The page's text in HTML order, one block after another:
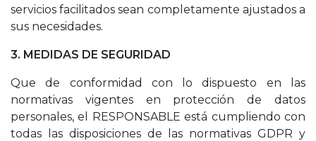
servicios facilitados sean completamente ajustados a
sus necesidades.
3. MEDIDAS DE SEGURIDAD
Que de conformidad con lo dispuesto en las
normativas vigentes en protección de datos
personales, el RESPONSABLE está cumpliendo con
todas las disposiciones de las normativas GDPR y